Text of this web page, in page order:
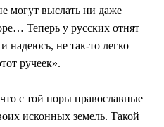
могут выслать ни даже
Теперь у русских отнят
надеюсь, не так-то легко
ручеек».
с той поры православные
исконных земель. Такой